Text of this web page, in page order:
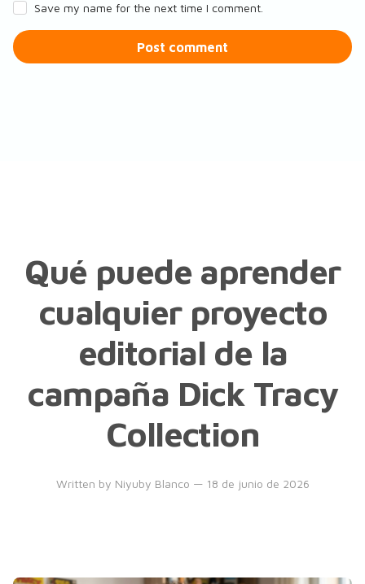
Save my name for the next time I comment.
Post comment
Qué puede aprender
cualquier proyecto
editorial de la
campaña Dick Tracy
Collection
Written by Niyuby Blanco — 18 de junio de 2026